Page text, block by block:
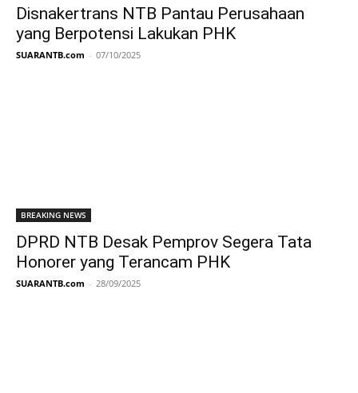
Disnakertrans NTB Pantau Perusahaan
yang Berpotensi Lakukan PHK
SUARANTB.com - 07/10/2025
BREAKING NEWS
DPRD NTB Desak Pemprov Segera Tata
Honorer yang Terancam PHK
SUARANTB.com - 28/09/2025